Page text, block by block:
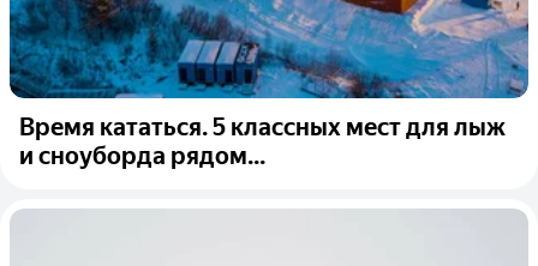
Время кататься. 5 классных мест для лыж
и сноуборда рядом...